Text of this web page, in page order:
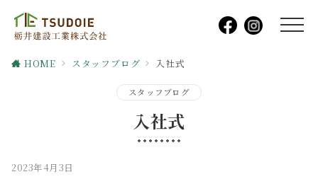
HOME スタッフブログ 入社式
スタッフブログ
入社式
2023年4月3日